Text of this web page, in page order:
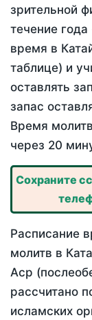
зрительной
течение
время в
таблице) и
оставлять
запас
Время
через 20
Сохраните
Расписание
молитв в
Аср
рассчитано
исламских